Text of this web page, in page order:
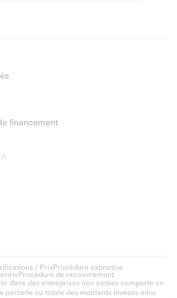
financement
/ PrixProcédure extinctive
Procédure de recouvrement
dans des entreprises non cotées comporte un
partielle ou totale des montants investis ainsi